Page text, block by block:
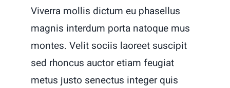
Viverra mollis dictum eu phasellus
magnis interdum porta natoque mus
montes. Velit sociis laoreet suscipit
sed rhoncus auctor etiam feugiat
metus justo senectus integer quis